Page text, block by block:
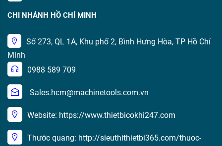
CHI NHÁNH HỒ CHÍ MINH
Số 273, QL 1A, Khu phố 2, Bình Hưng Hòa, TP Hồ Chí
Minh
0988 589 709
Sales.hcm@machinetools.com.vn
Website: https://www.thietbicokhi247.com
Thước quang: http://sieuthithietbi365.com/thuoc-